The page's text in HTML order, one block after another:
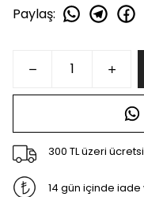
Paylaş:
300 TL üzeri
14 gün içinde